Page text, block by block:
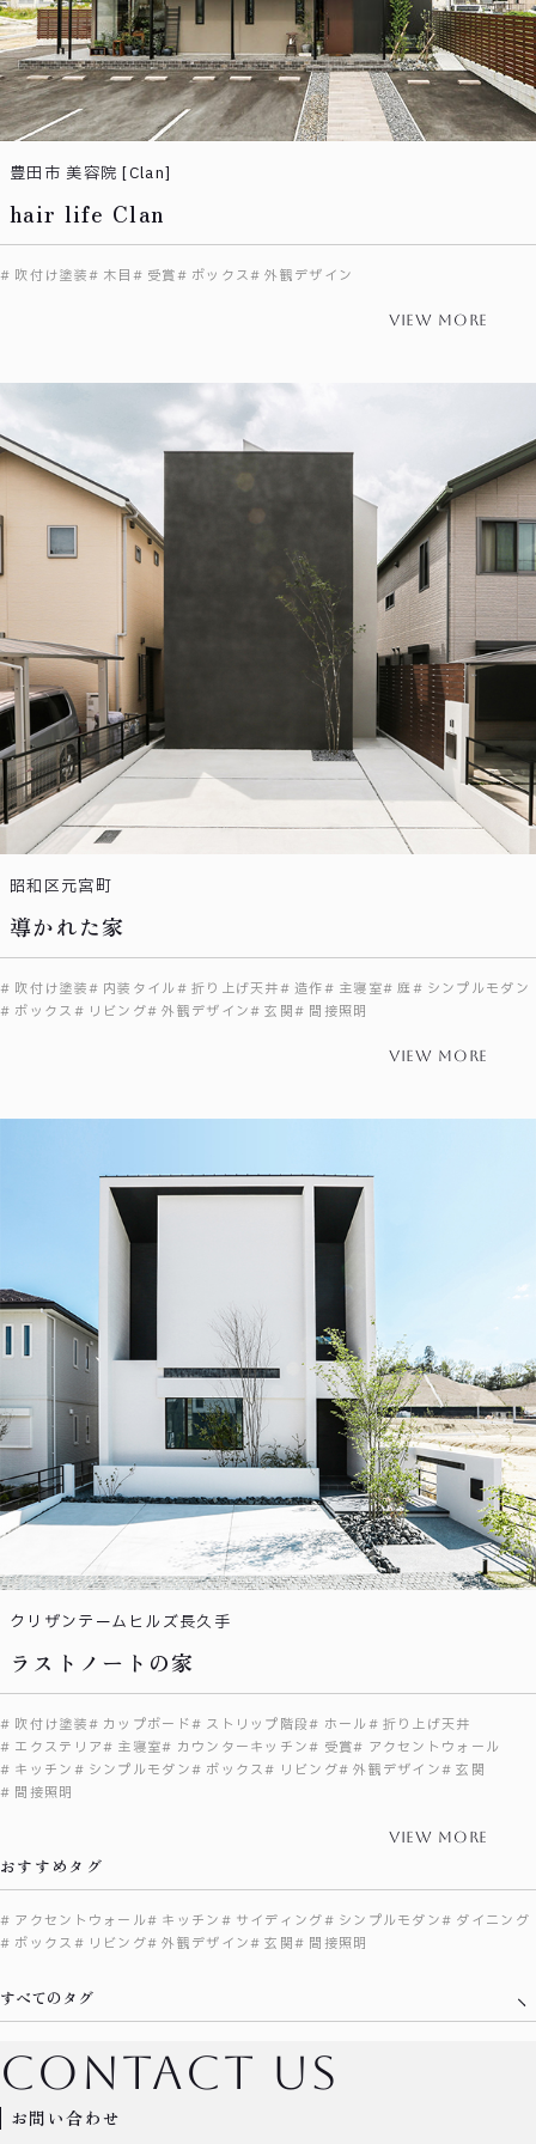
豊田市 美容院 [Clan]
hair life Clan
吹付け塗装 木目 受賞 ボックス 外観デザイン
view more
昭和区元宮町
導かれた家
吹付け塗装 内装タイル 折り上げ天井 造作 主寝室 庭
シンプルモダン
ボックス
リビング 外観デザイン 玄関 間接照明
view more
クリザンテームヒルズ長久手
ラストノートの家
吹付け塗装 カップボード ストリップ階段 ホール
折り上げ天井
エクステリア
主寝室 カウンターキッチン 受賞
アクセントウォール
キッチン
シンプルモダン ボックス リビング 外観デザイン
玄関
間接照明
view more
おすすめタグ
アクセントウォール キッチン サイディング シンプルモダン
ダイニング
ボックス
リビング 外観デザイン 玄関 間接照明
すべてのタグ
お問い合わせ
contact us